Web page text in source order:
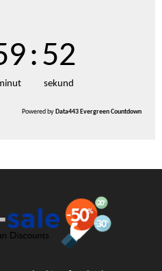
:50
sekund
Powered by Data443 Evergreen Countdown